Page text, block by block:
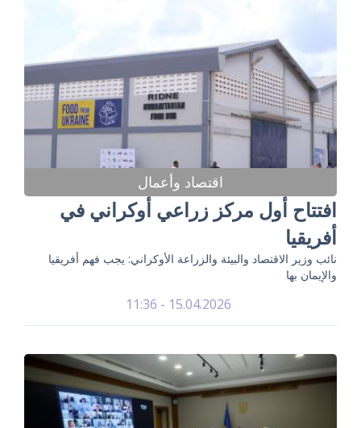
اقتصاد وأعمال
افتتاح أول مركز زراعي أوكراني في
أفريقيا
نائب وزير الاقتصاد والبيئة والزراعة الأوكراني: يجب فهم أفريقيا
والإيمان بها
15.04.2026 - 11:36